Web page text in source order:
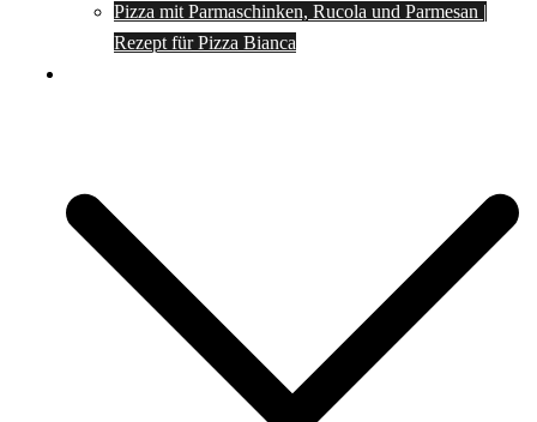
Pizza mit Parmaschinken, Rucola und Parmesan |
Rezept für Pizza Bianca